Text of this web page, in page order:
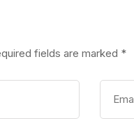
fields are marked *